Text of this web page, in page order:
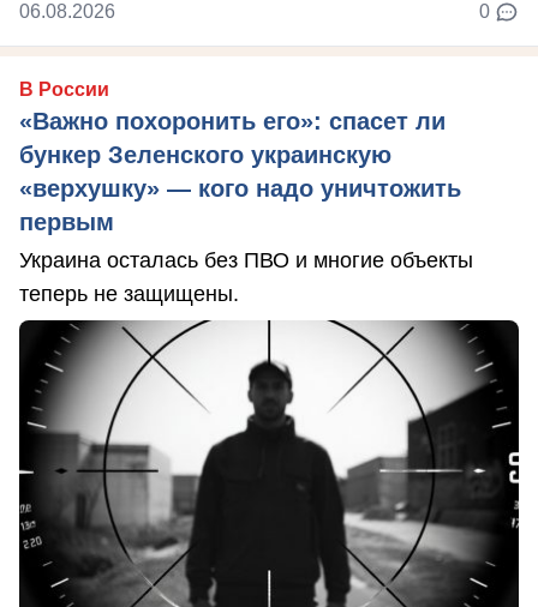
06.08.2026 0
В России
«Важно похоронить его»: спасет ли
бункер Зеленского украинскую
«верхушку» — кого надо уничтожить
первым
Украина осталась без ПВО и многие объекты
теперь не защищены.